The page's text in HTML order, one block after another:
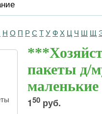
Н О П Р С Т У Ф Х Ц Ч Ш Щ
пакеты д/
маленькие
150 руб.